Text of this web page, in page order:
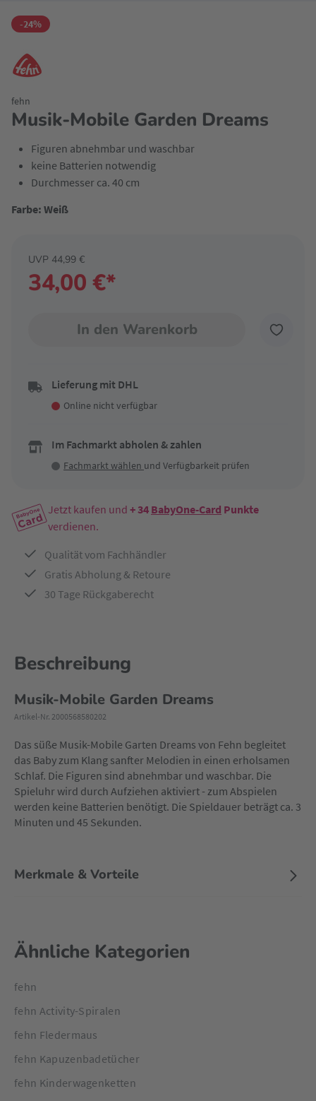
-24%
Musik-Mobile Garden Dreams
fehn
Figuren abnehmbar und waschbar
keine Batterien notwendig
Durchmesser ca. 40 cm
Farbe: Weiß
34,00 €*
UVP 44,99 €
In den Warenkorb
Lieferung mit DHL
Online nicht verfügbar
Im Fachmarkt abholen & zahlen
Fachmarkt wählen und Verfügbarkeit prüfen
Jetzt kaufen und + 34 BabyOne-Card Punkte
verdienen.
Qualität vom Fachhändler
Gratis Abholung & Retoure
30 Tage Rückgaberecht
Beschreibung
Musik-Mobile Garden Dreams
Artikel-Nr. 2000568580202
Das süße Musik-Mobile Garten Dreams von Fehn begleitet
das Baby zum Klang sanfter Melodien in einen erholsamen
Schlaf. Die Figuren sind abnehmbar und waschbar. Die
Spieluhr wird durch Aufziehen aktiviert - zum Abspielen
werden keine Batterien benötigt. Die Spieldauer beträgt ca. 3
Minuten und 45 Sekunden.
Merkmale & Vorteile
Ähnliche Kategorien
fehn
fehn Activity-Spiralen
fehn Fledermaus
fehn Kapuzenbadetücher
fehn Kinderwagenketten